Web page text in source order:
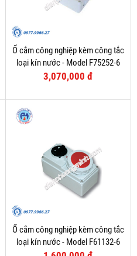
Ổ cắm công nghiệp kèm công tắc
loại kín nước - Model F75252-6
3,070,000 đ
Ổ cắm công nghiệp kèm công tắc
loại kín nước - Model F61132-6